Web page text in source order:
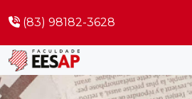
(83) 98182-3628